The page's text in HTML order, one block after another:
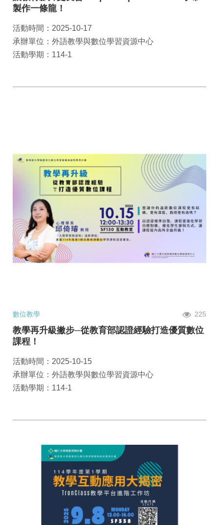
製作一條龍！
活動時間：2025-10-17
承辦單位：外語教學與數位學習資源中心
活動學期：114-1
數位教學 225
教學再升級撇步─從教育部認證經驗打造優質數位
課程！
活動時間：2025-10-15
承辦單位：外語教學與數位學習資源中心
活動學期：114-1